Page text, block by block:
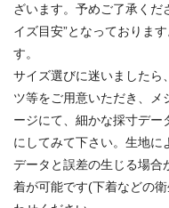
ざいます。予めご了承くだ
イズ目安”となっておりま
す。
サイズ選びに迷いましたら
ツ等をご用意いただき、メ
ージにて、細かな採寸デー
にしてみて下さい。生地に
データと誤差の生じる場合
着が可能です(下着などの